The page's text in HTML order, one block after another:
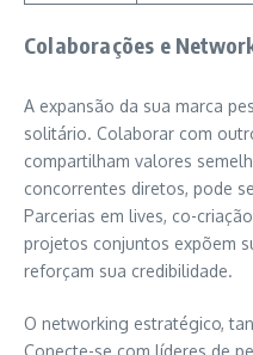
Colaborações e
A expansão da sua marca
solitário. Colaborar com
compartilham valores
concorrentes diretos, pode
Parcerias em lives, co-
projetos conjuntos expõem
reforçam sua credibilidade.
O networking estratégico,
Conecte-se com líderes de